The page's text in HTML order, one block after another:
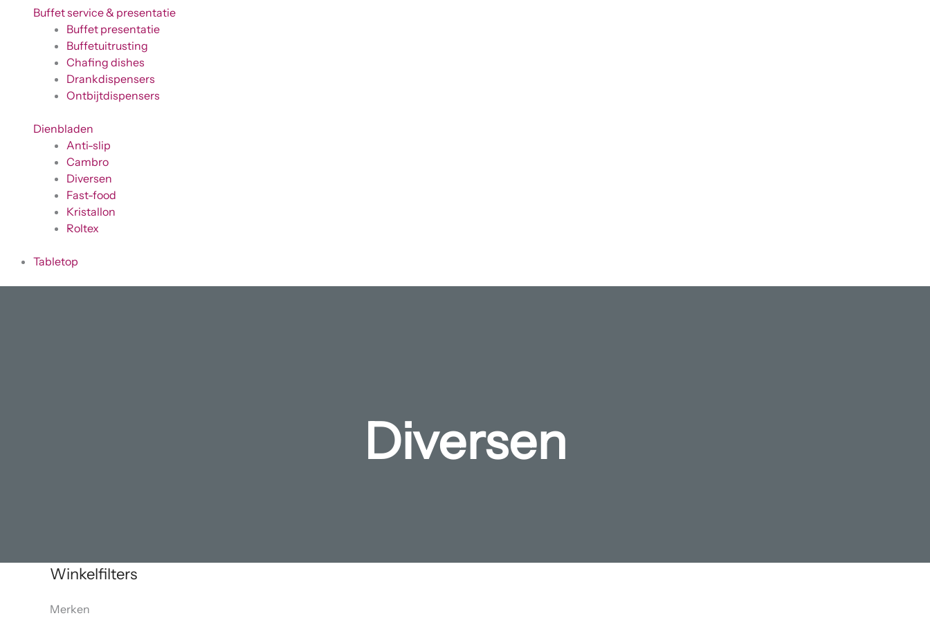
Buffet service & presentatie
Buffet presentatie
Buffetuitrusting
Chafing dishes
Drankdispensers
Ontbijtdispensers
Dienbladen
Anti-slip
Cambro
Diversen
Fast-food
Kristallon
Roltex
Tabletop
Diversen
Winkelfilters
Merken